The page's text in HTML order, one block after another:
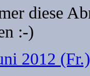
diese
:-)
2012